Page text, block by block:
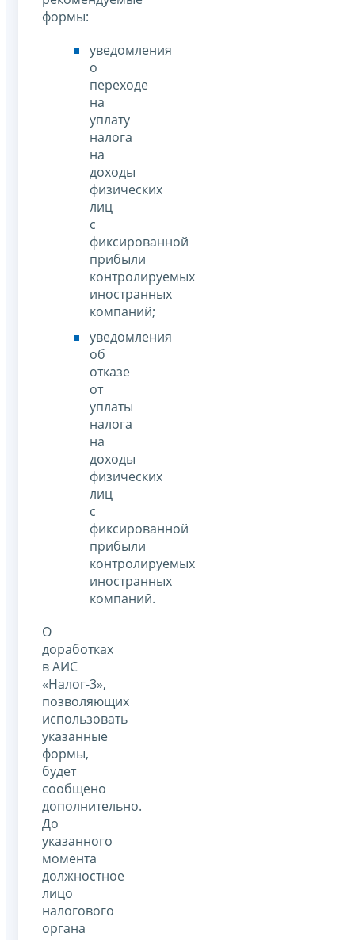
формы:
уведомления
о
переходе
на
уплату
налога
на
доходы
физических
лиц
с
фиксированной
прибыли
контролируемых
иностранных
компаний;
уведомления
об
отказе
от
уплаты
налога
на
доходы
физических
лиц
с
фиксированной
прибыли
контролируемых
иностранных
компаний.
О
доработках
в АИС
«Налог-3»,
позволяющих
использовать
указанные
формы,
будет
сообщено
дополнительно.
До
указанного
момента
должностное
лицо
налогового
органа